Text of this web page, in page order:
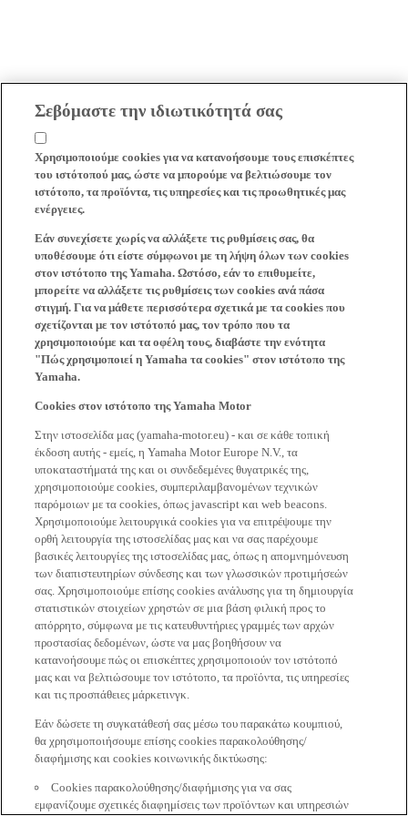
Σεβόμαστε την ιδιωτικότητά σας
Χρησιμοποιούμε cookies για να κατανοήσουμε τους επισκέπτες
του ιστότοπού μας, ώστε να μπορούμε να βελτιώσουμε τον
ιστότοπο, τα προϊόντα, τις υπηρεσίες και τις προωθητικές μας
ενέργειες.
Εάν συνεχίσετε χωρίς να αλλάξετε τις ρυθμίσεις σας, θα
υποθέσουμε ότι είστε σύμφωνοι με τη λήψη όλων των cookies
στον ιστότοπο της Yamaha. Ωστόσο, εάν το επιθυμείτε,
μπορείτε να αλλάξετε τις ρυθμίσεις των cookies ανά πάσα
στιγμή. Για να μάθετε περισσότερα σχετικά με τα cookies που
σχετίζονται με τον ιστότοπό μας, τον τρόπο που τα
χρησιμοποιούμε και τα οφέλη τους, διαβάστε την ενότητα
"Πώς χρησιμοποιεί η Yamaha τα cookies" στον ιστότοπο της
Yamaha.
Cookies στον ιστότοπο της Yamaha Motor
Στην ιστοσελίδα μας (yamaha-motor.eu) - και σε κάθε τοπική
έκδοση αυτής - εμείς, η Yamaha Motor Europe N.V., τα
υποκαταστήματά της και οι συνδεδεμένες θυγατρικές της,
χρησιμοποιούμε cookies, συμπεριλαμβανομένων τεχνικών
παρόμοιων με τα cookies, όπως javascript και web beacons.
Χρησιμοποιούμε λειτουργικά cookies για να επιτρέψουμε την
ορθή λειτουργία της ιστοσελίδας μας και να σας παρέχουμε
βασικές λειτουργίες της ιστοσελίδας μας, όπως η απομνημόνευση
των διαπιστευτηρίων σύνδεσης και των γλωσσικών προτιμήσεών
σας. Χρησιμοποιούμε επίσης cookies ανάλυσης για τη δημιουργία
στατιστικών στοιχείων χρηστών σε μια βάση φιλική προς το
απόρρητο, σύμφωνα με τις κατευθυντήριες γραμμές των αρχών
προστασίας δεδομένων, ώστε να μας βοηθήσουν να
κατανοήσουμε πώς οι επισκέπτες χρησιμοποιούν τον ιστότοπό
μας και να βελτιώσουμε τον ιστότοπο, τα προϊόντα, τις υπηρεσίες
και τις προσπάθειες μάρκετινγκ.
Εάν δώσετε τη συγκατάθεσή σας μέσω του παρακάτω κουμπιού,
θα χρησιμοποιήσουμε επίσης cookies παρακολούθησης/
διαφήμισης και cookies κοινωνικής δικτύωσης:
Cookies παρακολούθησης/διαφήμισης για να σας
εμφανίζουμε σχετικές διαφημίσεις των προϊόντων και υπηρεσιών